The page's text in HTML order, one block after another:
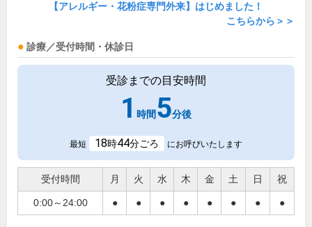
【アレルギー・花粉症専門外来】はじめました！
こちらから＞＞
診療／受付時間・休診日
受診までの目安時間
1 時間 5分後
最短 18時44分ごろ にお呼びいたします
受付時間 月 火 水 木 金 土 日 祝
0:00～24:00 ● ● ● ● ● ● ● ●